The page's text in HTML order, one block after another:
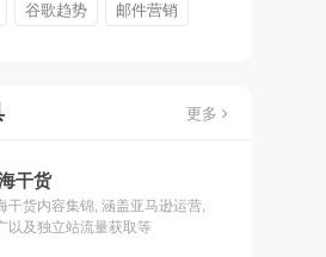
谷歌趋势 邮件营销
更多
干货
干货内容集锦, 涵盖亚马逊运营,
以及独立站流量获取等